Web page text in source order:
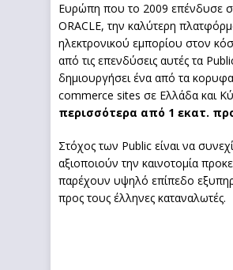
Ευρώπη που το 2009 επένδυσε
ORACLE, την καλύτερη
ηλεκτρονικού εμπορίου στον
από τις επενδύσεις αυτές τα
δημιουργήσει ένα από τα
commerce sites σε Ελλάδα και
περισσότερα από 1 εκατ.
Στόχος των Public είναι να
αξιοποιούν την καινοτομία
παρέχουν υψηλό επίπεδο
προς τους έλληνες καταναλωτές.